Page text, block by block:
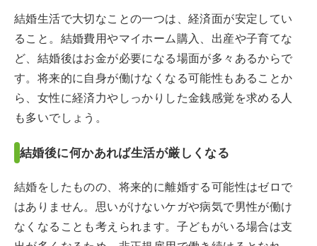
結婚生活で大切なことの一つは、経済面が安定してい
ること。結婚費用やマイホーム購入、出産や子育てな
ど、結婚後はお金が必要になる場面が多々あるからで
す。将来的に自身が働けなくなる可能性もあることか
ら、女性に経済力やしっかりした金銭感覚を求める人
も多いでしょう。
結婚後に何かあれば生活が厳しくなる
結婚をしたものの、将来的に離婚する可能性はゼロで
はありません。思いがけないケガや病気で男性が働け
なくなることも考えられます。子どもがいる場合は支